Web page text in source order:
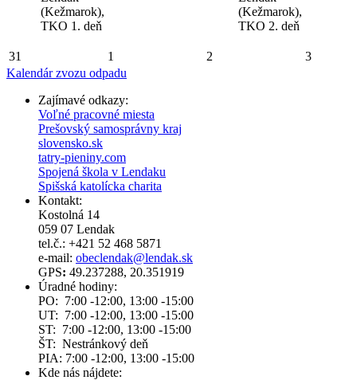
(Kežmarok),
TKO 1. deň
(Kežmarok),
TKO 2. deň
31 1 2
3
Kalendár zvozu odpadu
Zajímavé odkazy:
Voľné pracovné miesta
Prešovský samosprávny kraj
slovensko.sk
tatry-pieniny.com
Spojená škola v Lendaku
Spišská katolícka charita
Kontakt:
Kostolná 14
059 07 Lendak
tel.č.: +421 52 468 5871
e-mail: obeclendak@lendak.sk
GPS: 49.237288, 20.351919
Úradné hodiny:
PO: 7:00 -12:00, 13:00 -15:00
UT: 7:00 -12:00, 13:00 -15:00
ST: 7:00 -12:00, 13:00 -15:00
ŠT: Nestránkový deň
PIA: 7:00 -12:00, 13:00 -15:00
Kde nás nájdete: